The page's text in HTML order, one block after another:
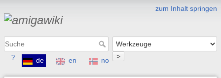
zum Inhalt springen
>
? de en no